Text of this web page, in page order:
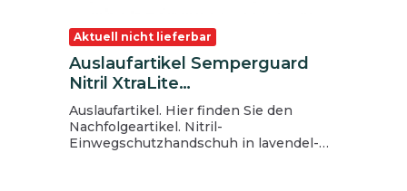
Aktuell nicht lieferbar
Auslaufartikel Semperguard
Nitril XtraLite
Einmalhandschuhe, Gr. S, 200
Stk., lavendel-blau, ungepudert
Auslaufartikel. Hier finden Sie den
Nachfolgeartikel. Nitril-
Einwegschutzhandschuh in lavendel-